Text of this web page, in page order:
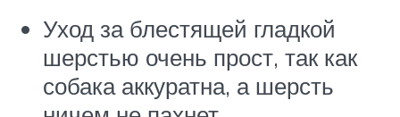
Уход за блестящей гладкой
шерстью очень прост, так как
собака аккуратна, а шерсть